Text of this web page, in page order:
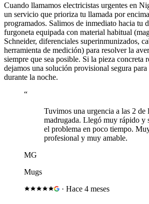
Cuando llamamos electricistas urgentes en
un servicio que prioriza tu llamada por
programados. Salimos de inmediato hacia tu
furgoneta equipada con material habitual
Schneider, diferenciales superinmunizados,
herramienta de medición) para resolver la
siempre que sea posible. Si la pieza concreta
dejamos una solución provisional segura
durante la noche.
“
Tuvimos una urgencia a las 2 de
madrugada. Llegó muy rápido y
el problema en poco tiempo.
profesional y muy amable.
MG
Mugs
· Hace 4 meses